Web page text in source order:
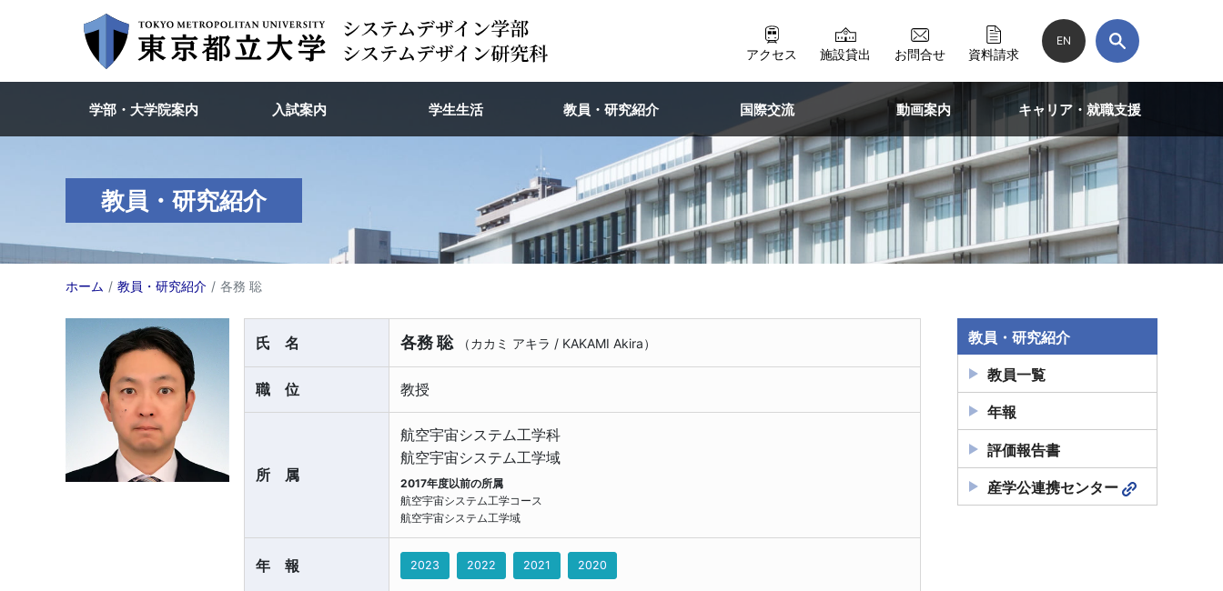
アクセス 施設貸出 お問合せ 資料請求
EN
学部・大学院案内 入試案内 学生生活 教員・研究紹介 国際交流 動画案内 キャリア・就職支援
教員・研究紹介
ホーム 教員・研究紹介 各務 聡
氏名 各務 聡 （カカミ アキラ / KAKAMI Akira）
職位 教授
所属
航空宇宙システム工学科
航空宇宙システム工学域
2017年度以前の所属
航空宇宙システム工学コース
航空宇宙システム工学域
年報 2023 2022 2021 2020
教員・研究紹介
教員一覧
年報
評価報告書
産学公連携センター